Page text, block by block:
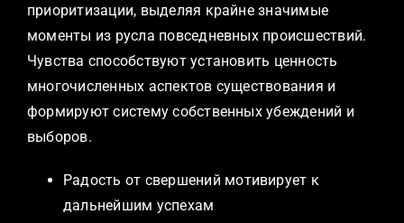
приоритизации, выделяя крайне значимые
моменты из русла повседневных происшествий.
Чувства способствуют установить ценность
многочисленных аспектов существования и
формируют систему собственных убеждений и
выборов.
Радость от свершений мотивирует к
дальнейшим успехам